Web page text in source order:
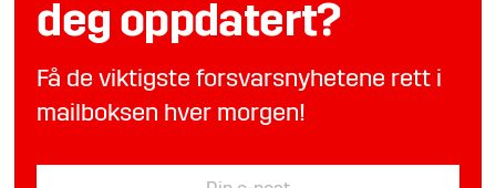
deg oppdatert?
Få de viktigste forsvarsnyhetene rett i
mailboksen hver morgen!